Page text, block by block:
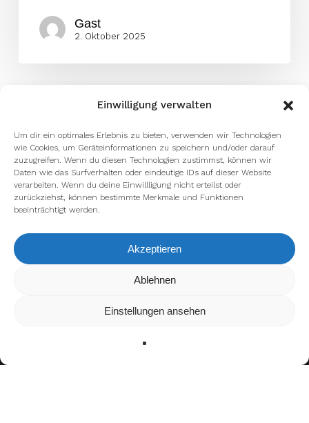
Einwilligung verwalten
Um dir ein optimales Erlebnis zu bieten, verwenden wir Technologien
wie Cookies, um Geräteinformationen zu speichern und/oder darauf
zuzugreifen. Wenn du diesen Technologien zustimmst, können wir
Daten wie das Surfverhalten oder eindeutige IDs auf dieser Website
verarbeiten. Wenn du deine Einwillligung nicht erteilst oder
zurückziehst, können bestimmte Merkmale und Funktionen
beeinträchtigt werden.
Akzeptieren
Ablehnen
Einstellungen ansehen
Gast
2. Oktober 2025
Wir verwenden Cookies, um dir die bestmögliche Erfahrung auf
kannst du erfahren, welche Cookies wir
verwenden oder sie ausschalten.